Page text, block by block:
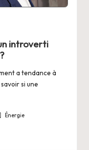
introverti
a tendance à
si une
Énergie